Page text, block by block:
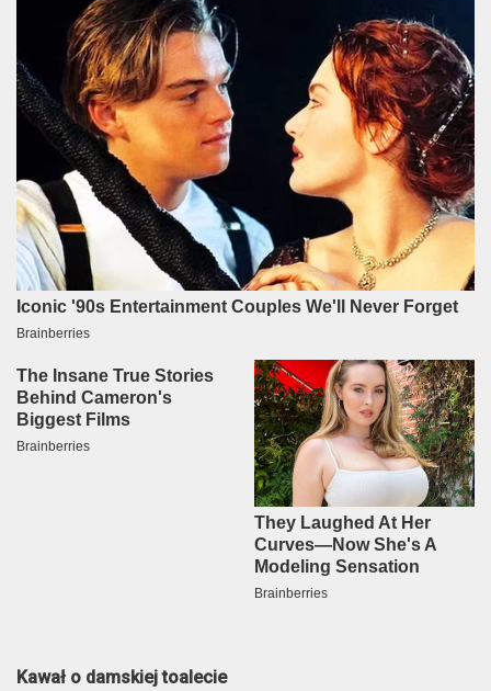
Kawał o damskiej toalecie